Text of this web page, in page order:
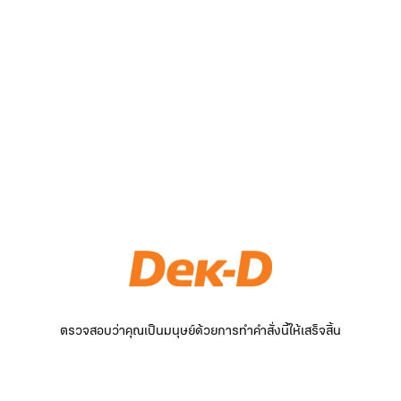
ตรวจสอบว่าคุณเป็นมนุษย์ด้วยการทำคำสั่งนี้ให้เสร็จสิ้น